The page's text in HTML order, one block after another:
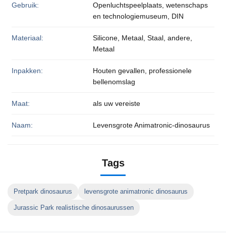
Gebruik:
Openluchtspeelplaats, wetenschaps
en technologiemuseum, DIN
Materiaal:
Silicone, Metaal, Staal, andere,
Metaal
Inpakken:
Houten gevallen, professionele
bellenomslag
Maat: als uw vereiste
Naam: Levensgrote Animatronic-dinosaurus
Tags
Pretpark dinosaurus levensgrote animatronic dinosaurus
Jurassic Park realistische dinosaurussen